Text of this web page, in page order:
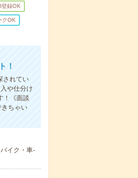
登録OK
クOK
！
されてい
や仕分け
！《面談
ちゃい
イク・車-